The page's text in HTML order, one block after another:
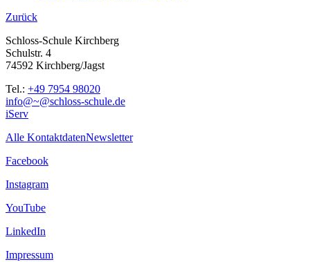
Zurück
Schloss-Schule Kirchberg
Schulstr. 4
74592 Kirchberg/Jagst
Tel.: +49 7954 98020
info@~@schloss-schule.de
iServ
Alle KontaktdatenNewsletter
Facebook
Instagram
YouTube
LinkedIn
Impressum